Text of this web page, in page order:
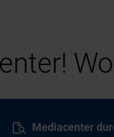
Mediacenter